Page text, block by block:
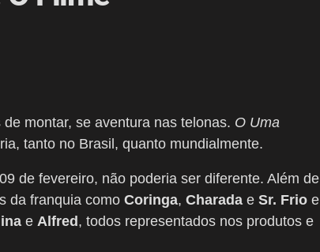
montar, se aventura nas telonas. O Uma
tanto no Brasil, quanto mundialmente.
de fevereiro, não poderia ser diferente. Além de
da franquia como Coringa, Charada e Sr. Frio e
e Alfred , todos representados nos produtos e